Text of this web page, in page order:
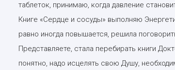
таблеток, принимаю, когда давление
Книге «Сердце и сосуды» выполняю
равно иногда повышается, решила
Представляете, стала перебирать книги
понятно, надо исцелять свою Душу,